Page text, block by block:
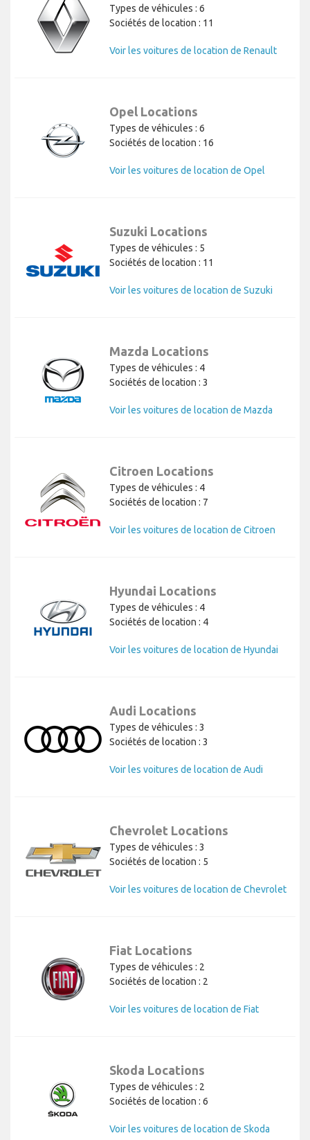
Types de véhicules : 6
Sociétés de location : 11
Voir les voitures de location de Renault
Opel Locations
Types de véhicules : 6
Sociétés de location : 16
Voir les voitures de location de Opel
Suzuki Locations
Types de véhicules : 5
Sociétés de location : 11
Voir les voitures de location de Suzuki
Mazda Locations
Types de véhicules : 4
Sociétés de location : 3
Voir les voitures de location de Mazda
Citroen Locations
Types de véhicules : 4
Sociétés de location : 7
Voir les voitures de location de Citroen
Hyundai Locations
Types de véhicules : 4
Sociétés de location : 4
Voir les voitures de location de Hyundai
Audi Locations
Types de véhicules : 3
Sociétés de location : 3
Voir les voitures de location de Audi
Chevrolet Locations
Types de véhicules : 3
Sociétés de location : 5
Voir les voitures de location de Chevrolet
Fiat Locations
Types de véhicules : 2
Sociétés de location : 2
Voir les voitures de location de Fiat
Skoda Locations
Types de véhicules : 2
Sociétés de location : 6
Voir les voitures de location de Skoda